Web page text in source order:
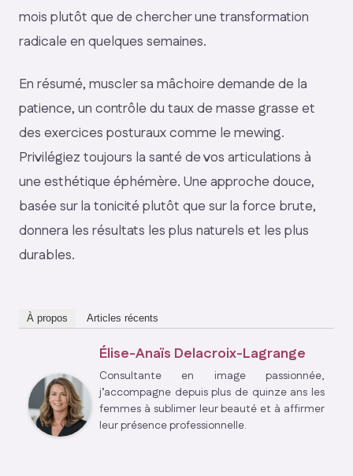
mois plutôt que de chercher une transformation
radicale en quelques semaines.
En résumé, muscler sa mâchoire demande de la
patience, un contrôle du taux de masse grasse et
des exercices posturaux comme le mewing.
Privilégiez toujours la santé de vos articulations à
une esthétique éphémère. Une approche douce,
basée sur la tonicité plutôt que sur la force brute,
donnera les résultats les plus naturels et les plus
durables.
À propos Articles récents
Élise-Anaïs Delacroix-Lagrange
Consultante en image passionnée,
j’accompagne depuis plus de quinze ans les
femmes à sublimer leur beauté et à affirmer
leur présence professionnelle.